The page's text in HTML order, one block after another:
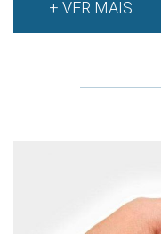
+ VER MAIS